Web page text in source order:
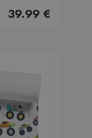
39.99 €